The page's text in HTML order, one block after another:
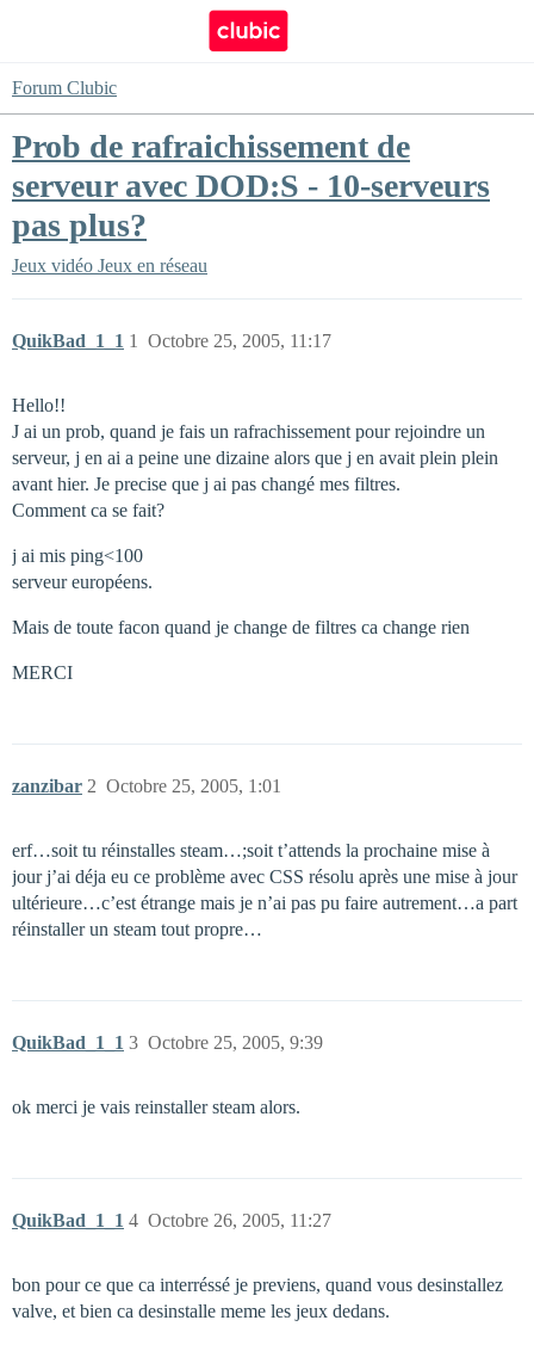
Forum Clubic
Prob de rafraichissement de
serveur avec DOD:S - 10-serveurs
pas plus?
Jeux vidéo Jeux en réseau
QuikBad_1_1 Octobre 25, 2005, 11:17
1
Hello!!
J ai un prob, quand je fais un rafrachissement pour rejoindre un
serveur, j en ai a peine une dizaine alors que j en avait plein plein
avant hier. Je precise que j ai pas changé mes filtres.
Comment ca se fait?
j ai mis ping<100
serveur européens.
Mais de toute facon quand je change de filtres ca change rien
MERCI
zanzibar Octobre 25, 2005, 1:01
2
erf…soit tu réinstalles steam…;soit t’attends la prochaine mise à
jour j’ai déja eu ce problème avec CSS résolu après une mise à jour
ultérieure…c’est étrange mais je n’ai pas pu faire autrement…a part
réinstaller un steam tout propre…
QuikBad_1_1 Octobre 25, 2005, 9:39
3
ok merci je vais reinstaller steam alors.
QuikBad_1_1 Octobre 26, 2005, 11:27
4
bon pour ce que ca interréssé je previens, quand vous desinstallez
valve, et bien ca desinstalle meme les jeux dedans.